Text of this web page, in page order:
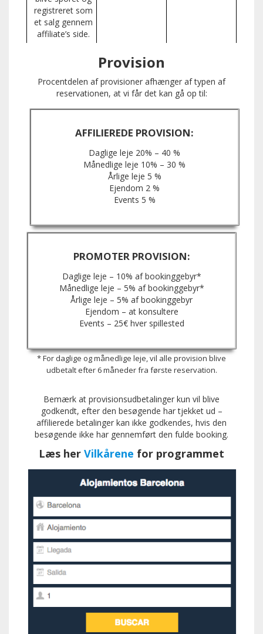
registreret som
et salg gennem
affiliate’s side.
Provision
Procentdelen af provisioner afhænger af typen af
reservationen, at vi får det kan gå op til:
AFFILIEREDE PROVISION:
Daglige leje 20% – 40 %
Månedlige leje 10% – 30 %
Årlige leje 5 %
Ejendom 2 %
Events 5 %
PROMOTER PROVISION:
Daglige leje – 10% af bookinggebyr*
Månedlige leje – 5% af bookinggebyr*
Årlige leje – 5% af bookinggebyr
Ejendom – at konsultere
Events – 25€ hver spillested
* For daglige og månedlige leje, vil alle provision blive
udbetalt efter 6 måneder fra første reservation.
Bemærk at provisionsudbetalinger kun vil blive
godkendt, efter den besøgende har tjekket ud –
affilierede betalinger kan ikke godkendes, hvis den
besøgende ikke har gennemført den fulde booking.
Læs her Vilkårene for programmet